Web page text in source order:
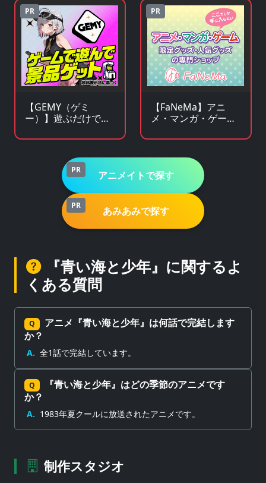
PR
【GEMY（ゲミ
ー）】遊ぶだけで景
ゲームサービス
PR
【FaNeMa】アニ
メ・マンガ・ゲーム
ズを皆様にお届けし
PR アニメイトで探す
PR あみあみで探す
『青い海と少年』に関するよ
くある質問
Q
アニメ『青い海と少年』は何話で完結します
か？
A. 全1話で完結しています。
Q
『青い海と少年』はどの季節のアニメです
か？
A. 1983年夏クールに放送されたアニメです。
制作スタジオ